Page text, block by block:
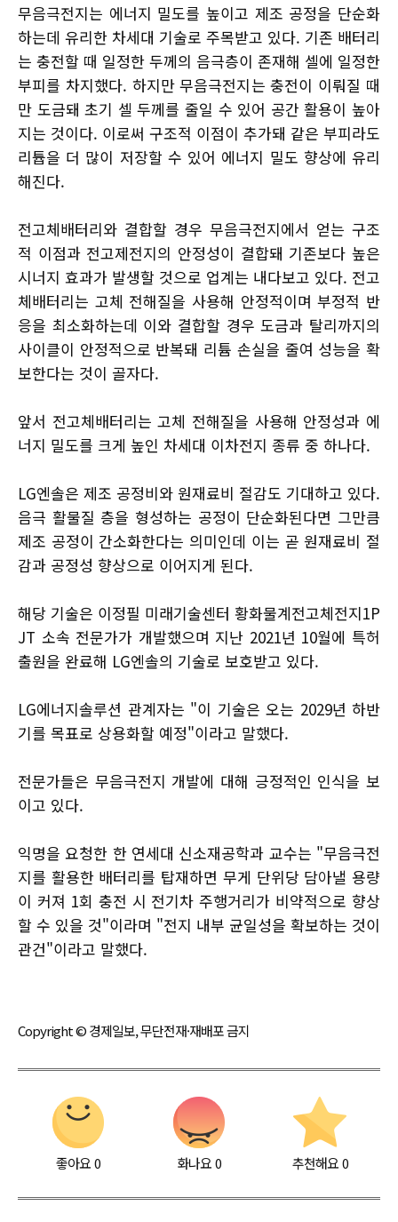
무음극전지는 에너지 밀도를 높이고 제조 공정을 단순화
하는데 유리한 차세대 기술로 주목받고 있다. 기존 배터리
는 충전할 때 일정한 두께의 음극층이 존재해 셀에 일정한
부피를 차지했다. 하지만 무음극전지는 충전이 이뤄질 때
만 도금돼 초기 셀 두께를 줄일 수 있어 공간 활용이 높아
지는 것이다. 이로써 구조적 이점이 추가돼 같은 부피라도
리튭을 더 많이 저장할 수 있어 에너지 밀도 향상에 유리
해진다.
전고체배터리와 결합할 경우 무음극전지에서 얻는 구조
적 이점과 전고제전지의 안정성이 결합돼 기존보다 높은
시너지 효과가 발생할 것으로 업계는 내다보고 있다. 전고
체배터리는 고체 전해질을 사용해 안정적이며 부정적 반
응을 최소화하는데 이와 결합할 경우 도금과 탈리까지의
사이클이 안정적으로 반복돼 리튬 손실을 줄여 성능을 확
보한다는 것이 골자다.
앞서 전고체배터리는 고체 전해질을 사용해 안정성과 에
너지 밀도를 크게 높인 차세대 이차전지 종류 중 하나다.
LG엔솔은 제조 공정비와 원재료비 절감도 기대하고 있다.
음극 활물질 층을 형성하는 공정이 단순화된다면 그만큼
제조 공정이 간소화한다는 의미인데 이는 곧 원재료비 절
감과 공정성 향상으로 이어지게 된다.
해당 기술은 이정필 미래기술센터 황화물계전고체전지1P
JT 소속 전문가가 개발했으며 지난 2021년 10월에 특허
출원을 완료해 LG엔솔의 기술로 보호받고 있다.
LG에너지솔루션 관계자는 "이 기술은 오는 2029년 하반
기를 목표로 상용화할 예정"이라고 말했다.
전문가들은 무음극전지 개발에 대해 긍정적인 인식을 보
이고 있다.
익명을 요청한 한 연세대 신소재공학과 교수는 "무음극전
지를 활용한 배터리를 탑재하면 무게 단위당 담아낼 용량
이 커져 1회 충전 시 전기차 주행거리가 비약적으로 향상
할 수 있을 것"이라며 "전지 내부 균일성을 확보하는 것이
관건"이라고 말했다.
Copyright © 경제일보, 무단전재·재배포 금지
좋아요0 화나요0 추천해요 0